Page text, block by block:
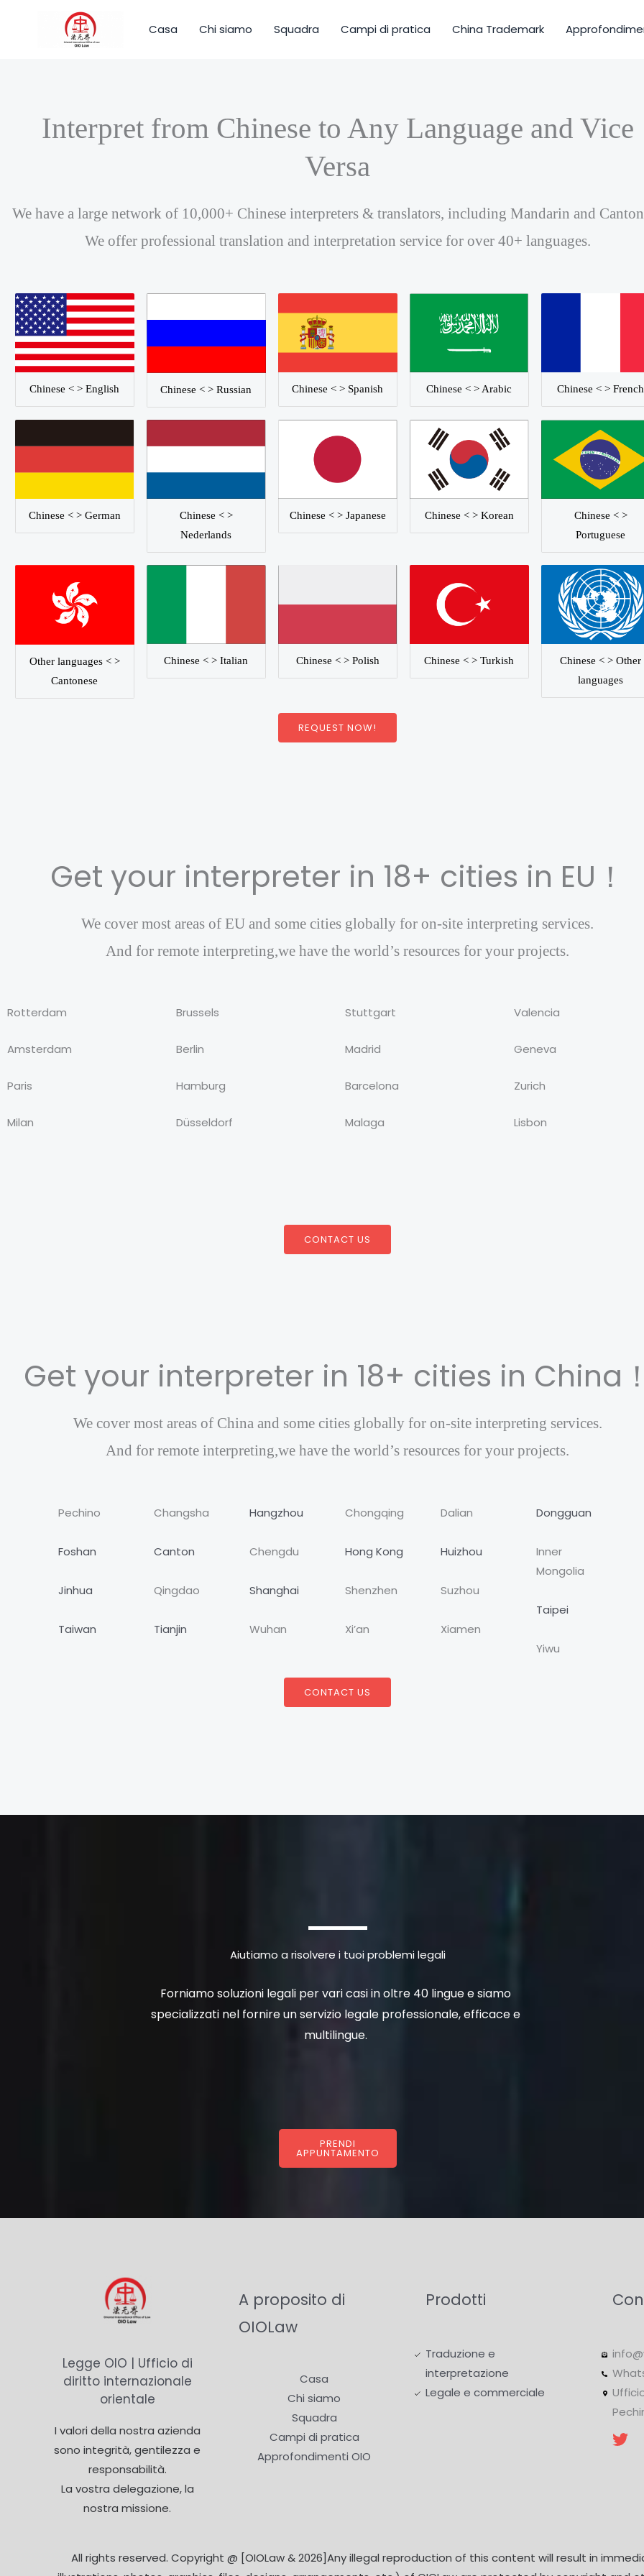
Casa Chi siamo Squadra Campi di pratica China Trademark
Interpret from Chinese to Any Language and Vice
Versa
We have a large network of 10,000+ Chinese interpreters & translators, including Mandarin and
We offer professional translation and interpretation service for over 40+ languages.
Chinese < > English Chinese < > Russian Chinese < > Spanish Chinese < > Arabic Chinese < > French
Chinese < > German
Chinese < >
Nederlands
Chinese < > Japanese Chinese < > Korean
Chinese < >
Portuguese
Other languages < >
Cantonese
Chinese < > Italian Chinese < > Polish Chinese < > Turkish
Chinese < > Other
languages
REQUEST NOW!
Get your interpreter in 18+ cities in EU！
We cover most areas of EU and some cities globally for on-site interpreting services.
And for remote interpreting,we have the world’s resources for your projects.
Rotterdam
Amsterdam
Paris
Milan
Brussels
Berlin
Hamburg
Düsseldorf
Stuttgart
Madrid
Barcelona
Malaga
Valencia
Geneva
Zurich
Lisbon
CONTACT US
Get your interpreter in 18+ cities in China
We cover most areas of China and some cities globally for on-site interpreting services.
And for remote interpreting,we have the world’s resources for your projects.
Pechino
Foshan
Jinhua
Taiwan
Changsha
Canton
Qingdao
Tianjin
Hangzhou
Chengdu
Shanghai
Wuhan
Chongqing
Hong Kong
Shenzhen
Xi’an
Dalian
Huizhou
Suzhou
Xiamen
Dongguan
Inner
Mongolia
Taipei
Yiwu
CONTACT US
Aiutiamo a risolvere i tuoi problemi legali
Forniamo soluzioni legali per vari casi in oltre 40 lingue e siamo
specializzati nel fornire un servizio legale professionale, efficace e
multilingue.
PRENDI
APPUNTAMENTO
Legge OIO | Ufficio di
diritto internazionale
orientale
I valori della nostra azienda
sono integrità, gentilezza e
responsabilità.
La vostra delegazione, la
nostra missione.
A proposito di
OIOLaw
Casa
Chi siamo
Squadra
Campi di pratica
Approfondimenti OIO
Prodotti
Traduzione e
interpretazione
Legale e commerciale
All rights reserved. Copyright @ [OIOLaw & 2026]Any illegal reproduction of this content will result in